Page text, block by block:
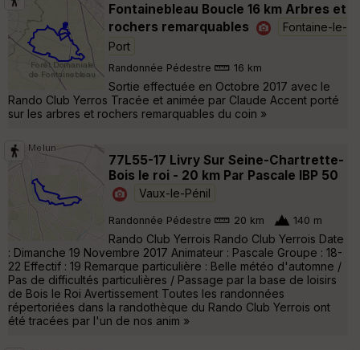
Fontainebleau Boucle 16 km Arbres et
rochers remarquables
Fontaine-le-
Port
Randonnée Pédestre 16 km
Sortie effectuée en Octobre 2017 avec le
Rando Club Yerros Tracée et animée par Claude Accent porté
sur les arbres et rochers remarquables du coin »
77L55-17 Livry Sur Seine-Chartrette-
Bois le roi - 20 km Par Pascale IBP 50
Vaux-le-Pénil
Randonnée Pédestre 20 km 140 m
Rando Club Yerrois Rando Club Yerrois Date
: Dimanche 19 Novembre 2017 Animateur : Pascale Groupe : 18-
22 Effectif : 19 Remarque particulière : Belle météo d'automne /
Pas de difficultés particulières / Passage par la base de loisirs
de Bois le Roi Avertissement Toutes les randonnées
répertoriées dans la randothèque du Rando Club Yerrois ont
été tracées par l'un de nos anim »